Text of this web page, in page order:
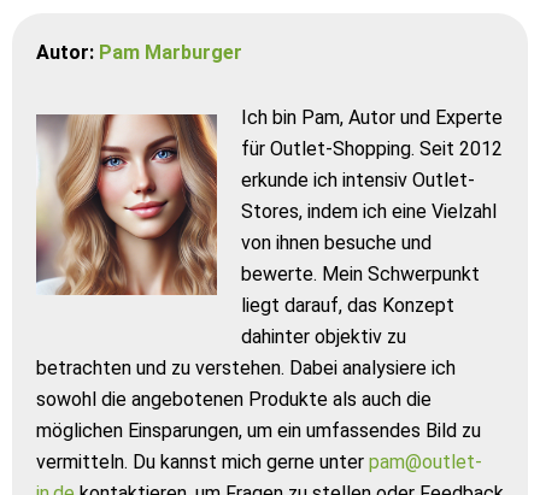
Autor: Pam Marburger
Ich bin Pam, Autor und Experte
für Outlet-Shopping. Seit 2012
erkunde ich intensiv Outlet-
Stores, indem ich eine Vielzahl
von ihnen besuche und
bewerte. Mein Schwerpunkt
liegt darauf, das Konzept
dahinter objektiv zu
betrachten und zu verstehen. Dabei analysiere ich
sowohl die angebotenen Produkte als auch die
möglichen Einsparungen, um ein umfassendes Bild zu
vermitteln. Du kannst mich gerne unter pam@outlet-